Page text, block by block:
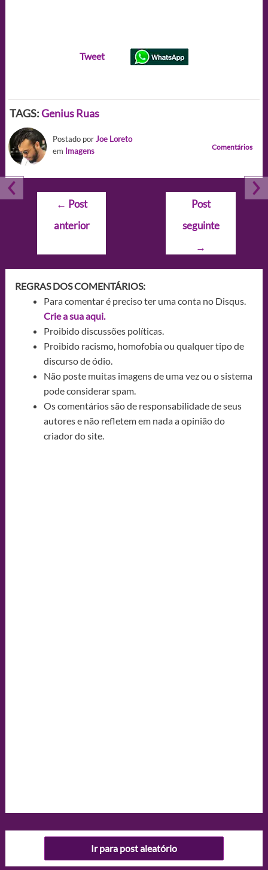
Tweet
TAGS:GeniusRuas
Postado porJoe Loreto
em Imagens Comentários
Navegação
Post
← Post
anterior
Post
seguinte
→
REGRAS DOS COMENTÁRIOS:
Para comentar é preciso ter uma conta no Disqus.
Crie a sua aqui.
Proibido discussões políticas.
Proibido racismo, homofobia ou qualquer tipo de
discurso de ódio.
Não poste muitas imagens de uma vez ou o sistema
pode considerar spam.
Os comentários são de responsabilidade de seus
autores e não refletem em nada a opinião do
criador do site.
Ir para post aleatório